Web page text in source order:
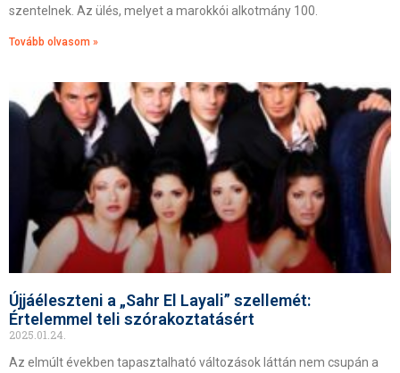
szentelnek. Az ülés, melyet a marokkói alkotmány 100.
Tovább olvasom »
Újjáéleszteni a „Sahr El Layali” szellemét:
Értelemmel teli szórakoztatásért
2025.01.24.
Az elmúlt években tapasztalható változások láttán nem csupán a